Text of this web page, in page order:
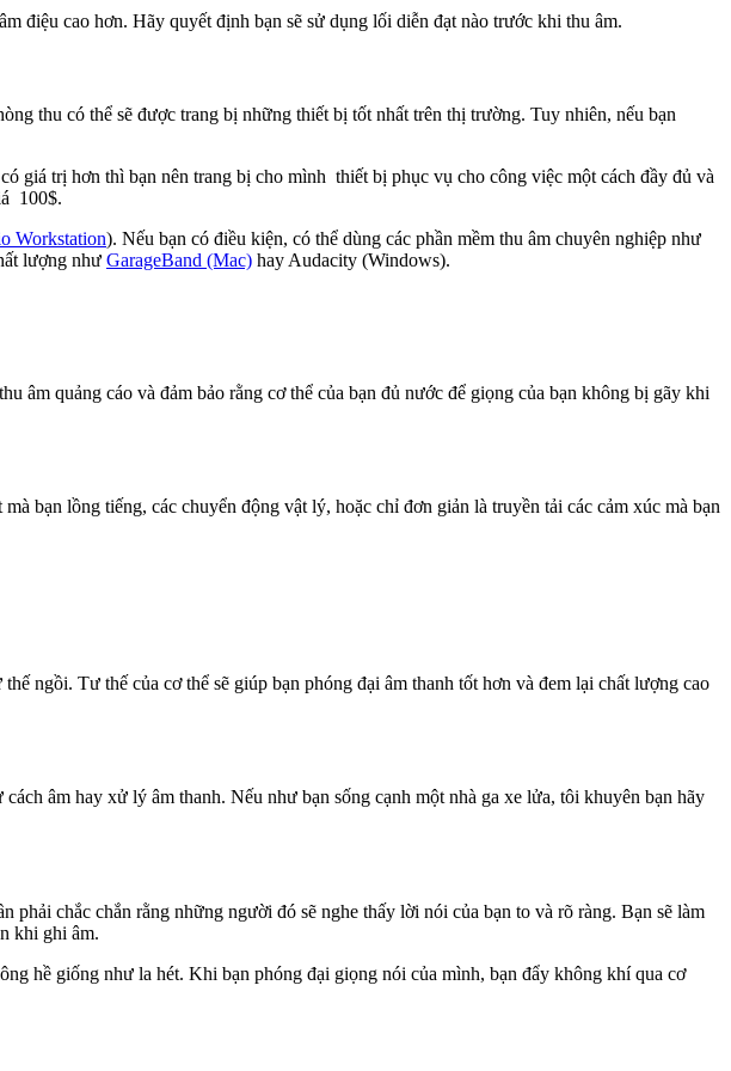
điệu cao hơn. Hãy quyết định bạn sẽ sử dụng lối diễn đạt nào trước khi thu âm.
thu có thể sẽ được trang bị những thiết bị tốt nhất trên thị trường. Tuy nhiên, nếu bạn
giá trị hơn thì bạn nên trang bị cho mình thiết bị phục vụ cho công việc một cách đầy đủ và
100$.
Workstation). Nếu bạn có điều kiện, có thể dùng các phần mềm thu âm chuyên nghiệp như
lượng như GarageBand (Mac) hay Audacity (Windows).
âm quảng cáo và đảm bảo rằng cơ thể của bạn đủ nước để giọng của bạn không bị gãy khi
bạn lồng tiếng, các chuyển động vật lý, hoặc chỉ đơn giản là truyền tải các cảm xúc mà bạn
ngồi. Tư thế của cơ thể sẽ giúp bạn phóng đại âm thanh tốt hơn và đem lại chất lượng cao
âm hay xử lý âm thanh. Nếu như bạn sống cạnh một nhà ga xe lửa, tôi khuyên bạn hãy
chắc chắn rằng những người đó sẽ nghe thấy lời nói của bạn to và rõ ràng. Bạn sẽ làm
khi ghi âm.
hề giống như la hét. Khi bạn phóng đại giọng nói của mình, bạn đẩy không khí qua cơ